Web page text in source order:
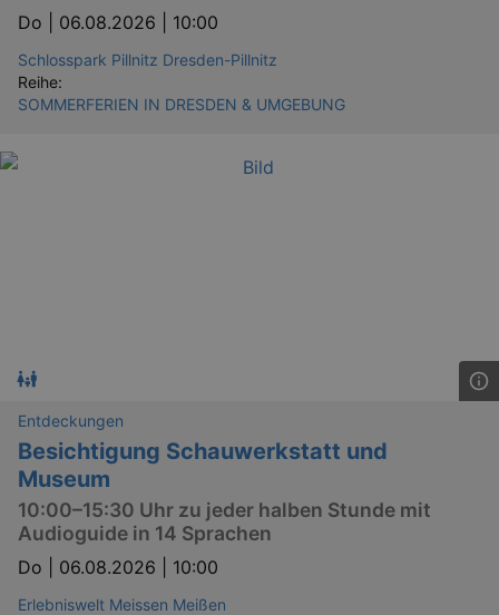
Do | 06.08.2026 | 10:00
Schlosspark Pillnitz Dresden-Pillnitz
Reihe:
SOMMERFERIEN IN DRESDEN & UMGEBUNG
Entdeckungen
Besichtigung Schauwerkstatt und
Museum
10:00–15:30 Uhr zu jeder halben Stunde mit
Audioguide in 14 Sprachen
Do | 06.08.2026 | 10:00
Erlebniswelt Meissen Meißen